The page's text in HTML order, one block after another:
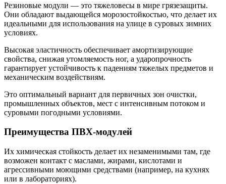
Резиновые модули — это тяжеловесы в мире грязезащиты.
Они обладают выдающейся морозостойкостью, что делает их
идеальными для использования на улице в суровых зимних
условиях.
Высокая эластичность обеспечивает амортизирующие
свойства, снижая утомляемость ног, а ударопрочность
гарантирует устойчивость к падениям тяжелых предметов и
механическим воздействиям.
Это оптимальный вариант для первичных зон очистки,
промышленных объектов, мест с интенсивным потоком и
суровыми погодными условиями.
Преимущества ПВХ-модулей
Их химическая стойкость делает их незаменимыми там, где
возможен контакт с маслами, жирами, кислотами и
агрессивными моющими средствами (например, на кухнях
или в лабораториях).